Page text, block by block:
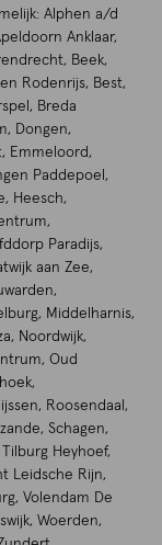
Alphen a/d
Anklaar,
Beek,
Rodenrijs, Best,
Breda
Dongen,
Emmeloord,
Paddepoel,
Heesch,
Paradijs,
aan Zee,
Middelharnis,
Noordwijk,
Oud
Roosendaal,
Schagen,
Heyhoef,
Leidsche Rijn,
Volendam De
Woerden,